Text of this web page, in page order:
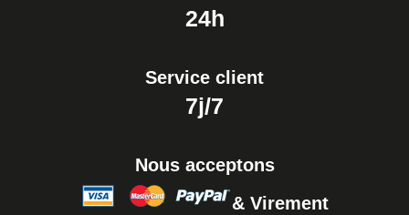
24h
Service client
7j/7
Nous acceptons
& Virement